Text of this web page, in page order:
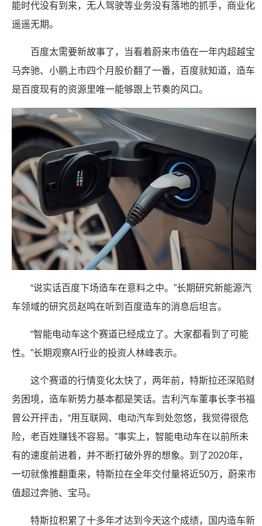
能时代没有到来，无人驾驶等业务没有落地的抓手，商业化
遥遥无期。
百度太需要新故事了，当看着蔚来市值在一年内超越宝
马奔驰、小鹏上市四个月股价翻了一番，百度就知道，造车
是百度现有的资源里唯一能够跟上节奏的风口。
“说实话百度下场造车在意料之中。”长期研究新能源汽
车领域的研究员赵鸣在听到百度造车的消息后坦言。
“智能电动车这个赛道已经成立了。大家都看到了可能
性。”长期观察AI行业的投资人林峰表示。
这个赛道的行情变化太快了，两年前，特斯拉还深陷财
务困境，造车新势力基本都是笑话。吉利汽车董事长李书福
曾公开抨击，“用互联网、电动汽车到处忽悠，我觉得很危
险，老百姓赚钱不容易。”事实上，智能电动车在以前所未
有的速度前进着，并不断打破外界的想象。到了2020年，
一切就像推翻重来，特斯拉在全年交付量将近50万，蔚来市
值超过奔驰、宝马。
特斯拉积累了十多年才达到今天这个成绩，国内造车新